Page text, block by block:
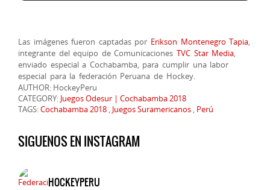
Las imágenes fueron captadas por Erikson Montenegro Tapia,
integrante del equipo de ComunicacionesTVC Star Media,
enviado especial a Cochabamba, para cumplir una labor
especial para la federación Peruana de Hockey.
AUTHOR: HockeyPeru
CATEGORY: Juegos Odesur | Cochabamba 2018
TAGS:Cochabamba 2018 , Juegos Suramericanos , Perú
SIGUENOS EN INSTAGRAM
HOCKEYPERU